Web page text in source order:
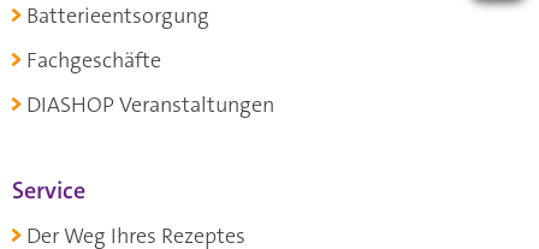
Batterieentsorgung
Fachgeschäfte
DIASHOP Veranstaltungen
Service
Der Weg Ihres Rezeptes